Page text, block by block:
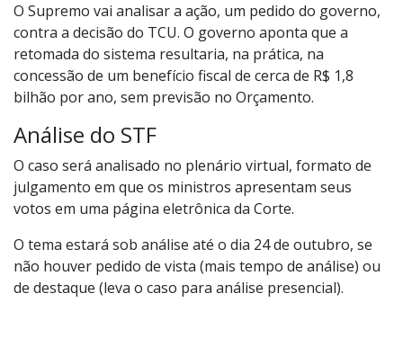
O Supremo vai analisar a ação, um pedido do governo,
contra a decisão do TCU. O governo aponta que a
retomada do sistema resultaria, na prática, na
concessão de um benefício fiscal de cerca de R$ 1,8
bilhão por ano, sem previsão no Orçamento.
Análise do STF
O caso será analisado no plenário virtual, formato de
julgamento em que os ministros apresentam seus
votos em uma página eletrônica da Corte.
O tema estará sob análise até o dia 24 de outubro, se
não houver pedido de vista (mais tempo de análise) ou
de destaque (leva o caso para análise presencial).